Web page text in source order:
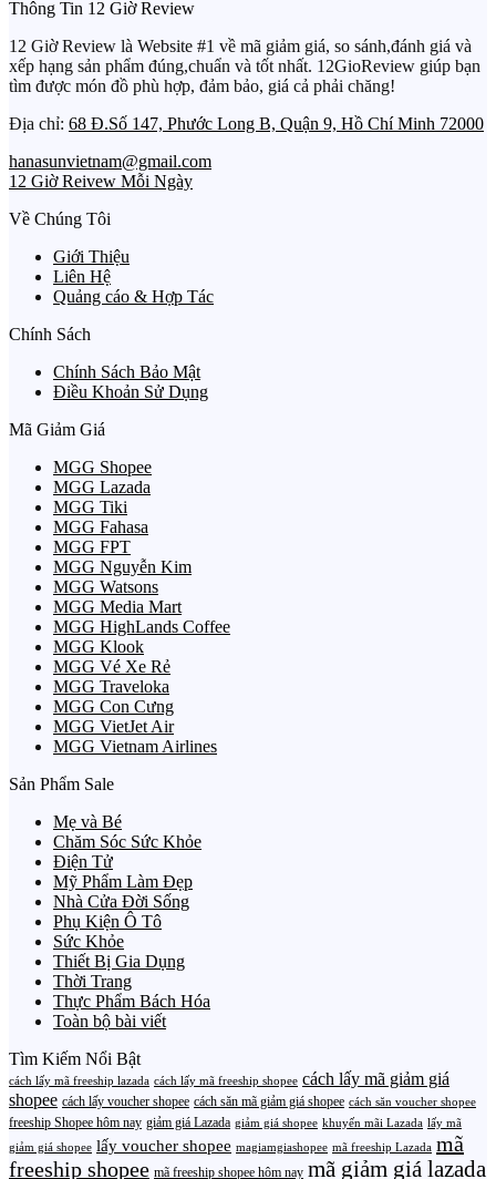
Thông Tin 12 Giờ Review
12 Giờ Review là Website #1 về mã giảm giá, so sánh,đánh giá và
xếp hạng sản phẩm đúng,chuẩn và tốt nhất. 12GioReview giúp bạn
tìm được món đồ phù hợp, đảm bảo, giá cả phải chăng!
Địa chỉ: 68 Đ.Số 147, Phước Long B, Quận 9, Hồ Chí Minh 72000
hanasunvietnam@gmail.com
12 Giờ Reivew Mỗi Ngày
Về Chúng Tôi
Giới Thiệu
Liên Hệ
Quảng cáo & Hợp Tác
Chính Sách
Chính Sách Bảo Mật
Điều Khoản Sử Dụng
Mã Giảm Giá
MGG Shopee
MGG Lazada
MGG Tiki
MGG Fahasa
MGG FPT
MGG Nguyễn Kim
MGG Watsons
MGG Media Mart
MGG HighLands Coffee
MGG Klook
MGG Vé Xe Rẻ
MGG Traveloka
MGG Con Cưng
MGG VietJet Air
MGG Vietnam Airlines
Sản Phẩm Sale
Mẹ và Bé
Chăm Sóc Sức Khỏe
Điện Tử
Mỹ Phẩm Làm Đẹp
Nhà Cửa Đời Sống
Phụ Kiện Ô Tô
Sức Khỏe
Thiết Bị Gia Dụng
Thời Trang
Thực Phẩm Bách Hóa
Toàn bộ bài viết
Tìm Kiếm Nổi Bật
cách lấy mã freeship lazada cách lấy mã freeship shopee cách lấy mã giảm giá
shopee cách lấy voucher shopee cách săn mã giảm giá shopee cách săn voucher shopee
freeship Shopee hôm nay giảm giá Lazada giảm giá shopee khuyến mãi Lazada lấy mã
giảm giá shopee lấy voucher shopee magiamgiashopee mã freeship Lazada mã
freeship shopee mã freeship shopee hôm nay mã giảm giá lazada